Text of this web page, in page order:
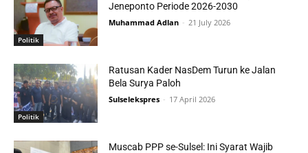
Politik
Jeneponto Periode 2026-2030
Muhammad Adlan - 21 July 2026
Politik
Ratusan Kader NasDem Turun ke Jalan
Bela Surya Paloh
Sulselekspres - 17 April 2026
Muscab PPP se-Sulsel: Ini Syarat Wajib